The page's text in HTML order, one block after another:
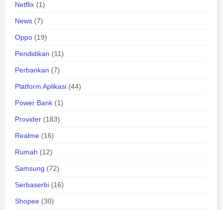
Netflix (1)
News (7)
Oppo (19)
Pendidikan (11)
Perbankan (7)
Platform Aplikasi (44)
Power Bank (1)
Provider (183)
Realme (16)
Rumah (12)
Samsung (72)
Serbaserbi (16)
Shopee (30)